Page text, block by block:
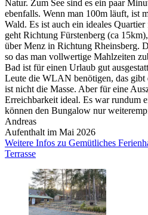
Natur. Zum See sind es ein paar
ebenfalls. Wenn man 100m läuft, ist
Wald. Es ist auch ein ideales
geht Richtung Fürstenberg (ca
über Menz in Richtung Rheinsberg.
so das man vollwertige Mahlzeiten
Bad ist für einen Urlaub gut
Leute die WLAN benötigen, das gibt
ist nicht die Masse. Aber für eine
Erreichbarkeit ideal. Es war rundum
können den Bungalow nur
Andreas
Aufenthalt im Mai 2026
Weitere Infos zu Gemütliches
Terrasse